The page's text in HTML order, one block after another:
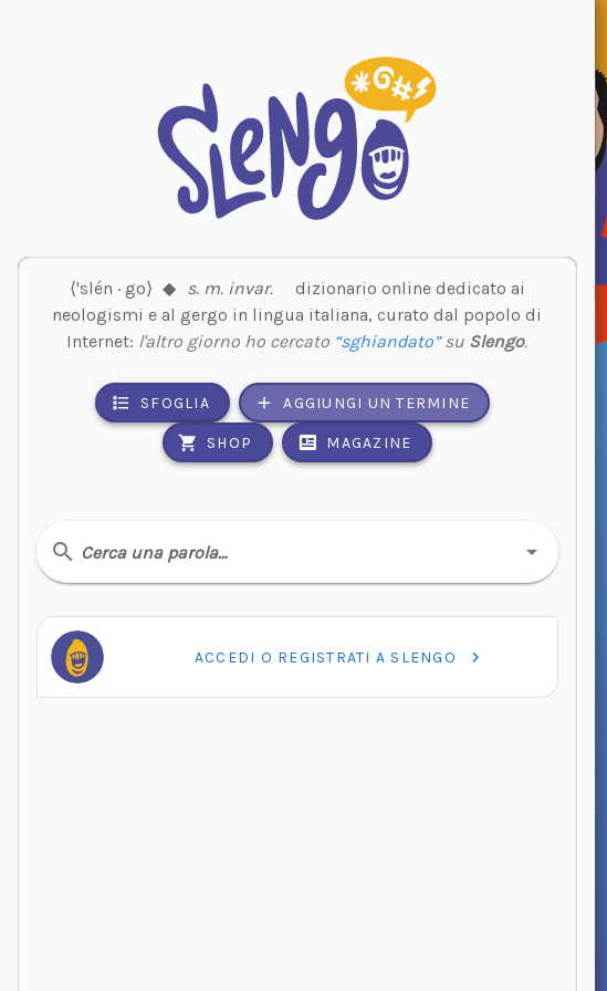
⟨'slén · go⟩ ◆ s. m. invar.
dizionario online dedicato ai
neologismi e al gergo in lingua italiana, curato dal popolo di
Internet: l'altro giorno ho cercato “sghiandato”su Slengo.
SFOGLIA AGGIUNGI UN TERMINE
SHOP MAGAZINE
Cerca una parola…
ACCEDI O REGISTRATI A SLENGO